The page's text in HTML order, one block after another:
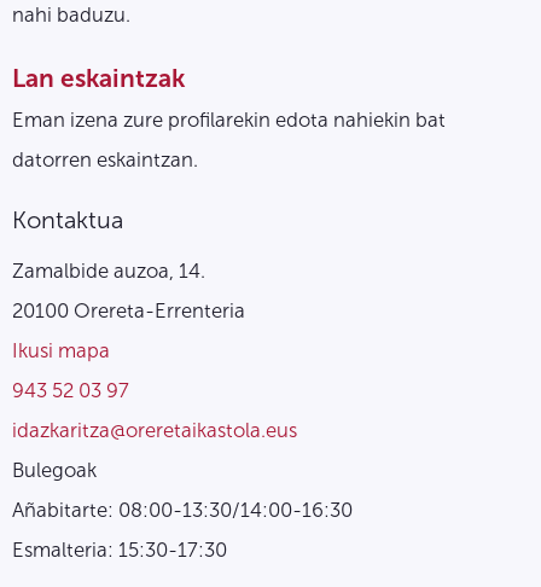
nahi baduzu.
Lan eskaintzak
Eman izena zure profilarekin edota nahiekin bat
datorren eskaintzan.
Kontaktua
Zamalbide auzoa, 14.
20100 Orereta-Errenteria
Ikusi mapa
943 52 03 97
idazkaritza@oreretaikastola.eus
Bulegoak
Añabitarte: 08:00-13:30/14:00-16:30
Esmalteria: 15:30-17:30